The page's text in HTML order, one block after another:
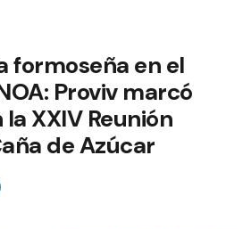
formoseña en el
Proviv marcó
XXIV Reunión
de Azúcar